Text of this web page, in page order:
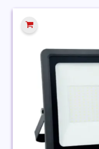
10,949 ج.م.